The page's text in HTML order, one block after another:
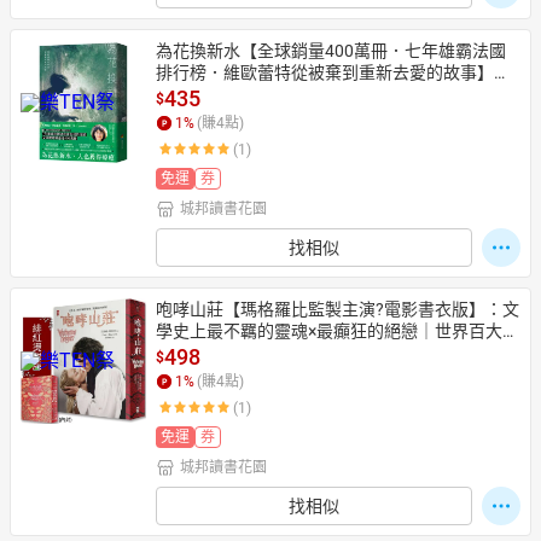
為花換新水【全球銷量400萬冊．七年雄霸法國
排行榜．維歐蕾特從被棄到重新去愛的故事】
（暢銷新版）【城邦讀書花園】
$435
1 % (賺4點)
(1)
免運
券
城邦讀書花園
找相似
咆哮山莊【瑪格羅比監製主演?電影書衣版】：文
學史上最不羈的靈魂×最癲狂的絕戀｜世界百大經
典(唯愛精裝)【城邦讀書花園】
$498
1 % (賺4點)
(1)
免運
券
城邦讀書花園
找相似